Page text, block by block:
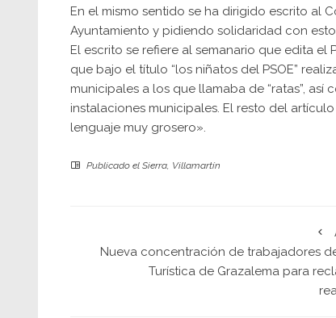
En el mismo sentido se ha dirigido escrito al
Ayuntamiento y pidiendo solidaridad con
El escrito se refiere al semanario que edita
que bajo el título “los niñatos del PSOE”
municipales a los que llamaba de “ratas”,
instalaciones municipales. El resto del
lenguaje muy grosero».
Publicado el Sierra, Villamartín
Nueva concentración de trabajadores
Turística de Grazalema para